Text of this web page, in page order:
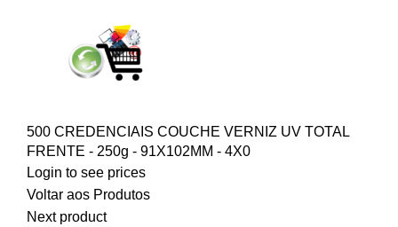
500 CREDENCIAIS COUCHE VERNIZ UV TOTAL
FRENTE - 250g - 91X102MM - 4X0
Login to see prices
Voltar aos Produtos
Next product